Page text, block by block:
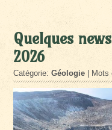
Quelques
2026
Catégorie:Géologie | Mots